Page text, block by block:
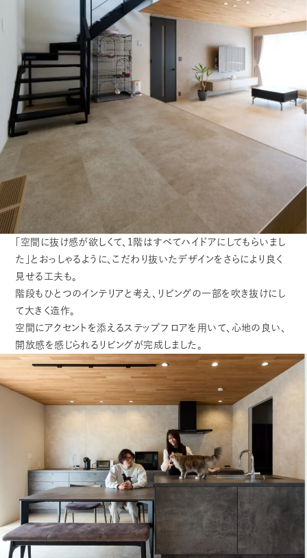
「空間に抜け感が欲しくて、1階はすべてハイドアにしてもらいまし
た」とおっしゃるように、こだわり抜いたデザインをさらにより良く
見せる工夫も。
階段もひとつのインテリアと考え、リビングの一部を吹き抜けにし
て大きく造作。
空間にアクセントを添えるステップフロアを用いて、心地の良い、
開放感を感じられるリビングが完成しました。